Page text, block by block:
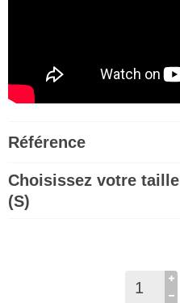
Référence
Choisissez votre taille
(S)